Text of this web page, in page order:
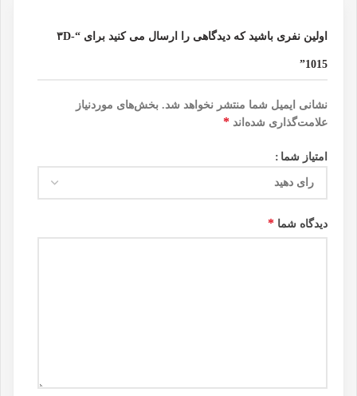
اولین نفری باشید که دیدگاهی را ارسال می کنید برای “۳D-
1015”
نشانی ایمیل شما منتشر نخواهد شد. بخش‌های موردنیاز
علامت‌گذاری شده‌اند*
امتیاز شما
دیدگاه شما*